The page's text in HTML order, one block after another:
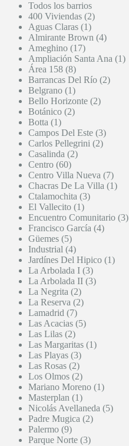
Todos los barrios
400 Viviendas (2)
Aguas Claras (1)
Almirante Brown (4)
Ameghino (17)
Ampliación Santa Ana (1)
Área 158 (8)
Barrancas Del Río (2)
Belgrano (1)
Bello Horizonte (2)
Botánico (2)
Botta (1)
Campos Del Este (3)
Carlos Pellegrini (2)
Casalinda (2)
Centro (60)
Centro Villa Nueva (7)
Chacras De La Villa (1)
Ctalamochita (3)
El Vallecito (1)
Encuentro Comunitario (3)
Francisco García (4)
Güemes (5)
Industrial (4)
Jardínes Del Hipico (1)
La Arbolada I (3)
La Arbolada II (3)
La Negrita (2)
La Reserva (2)
Lamadrid (7)
Las Acacias (5)
Las Lilas (2)
Las Margaritas (1)
Las Playas (3)
Las Rosas (2)
Los Olmos (2)
Mariano Moreno (1)
Masterplan (1)
Nicolás Avellaneda (5)
Padre Mugica (2)
Palermo (9)
Parque Norte (3)